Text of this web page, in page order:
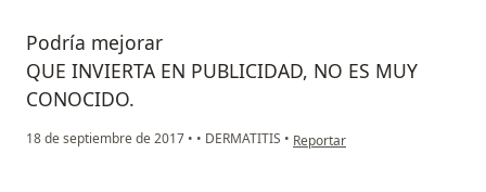
Podría mejorar
QUE INVIERTA EN PUBLICIDAD, NO ES MUY
CONOCIDO.
18 de septiembre de 2017 • • DERMATITIS • en opinión del usuario anónimo
Reportar